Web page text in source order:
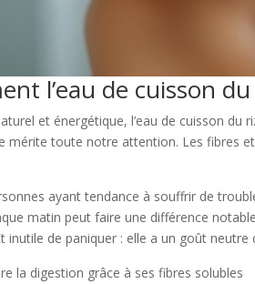
l’eau de cuisson
et énergétique, l’eau de cuisson du
mérite toute notre attention. Les fibres
ayant tendance à souffrir de
matin peut faire une différence
inutile de paniquer : elle a un goût
la digestion grâce à ses fibres solubles